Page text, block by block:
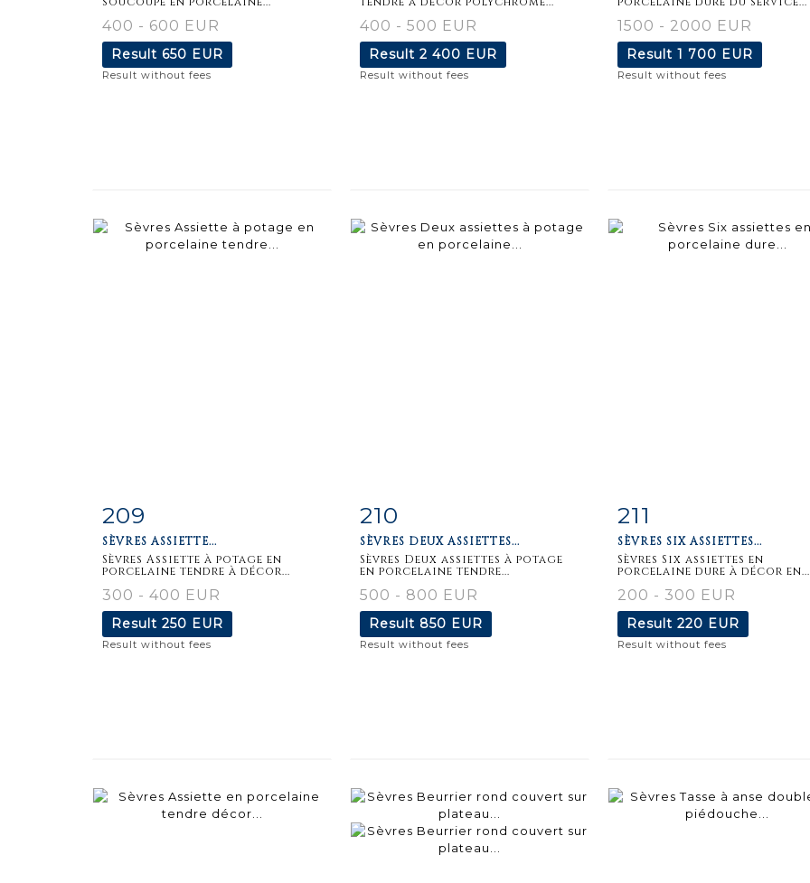
400 - 600 EUR
Result 650 EUR
Result without fees
400 - 500 EUR
Result 2 400 EUR
Result without fees
1500 - 2000 EUR
Result 1 700 EUR
Result without fees
Item detail
209
SÈVRES ASSIETTE...
Sèvres Assiette à potage en
porcelaine tendre à décor...
300 - 400 EUR
Result 250 EUR
Result without fees
Item detail
210
SÈVRES DEUX ASSIETTES...
Sèvres Deux assiettes à potage
en porcelaine tendre...
500 - 800 EUR
Result 850 EUR
Result without fees
Item detail
211
SÈVRES SIX ASSIETTES...
Sèvres Six assiettes en
porcelaine dure à décor en...
200 - 300 EUR
Result 220 EUR
Result without fees